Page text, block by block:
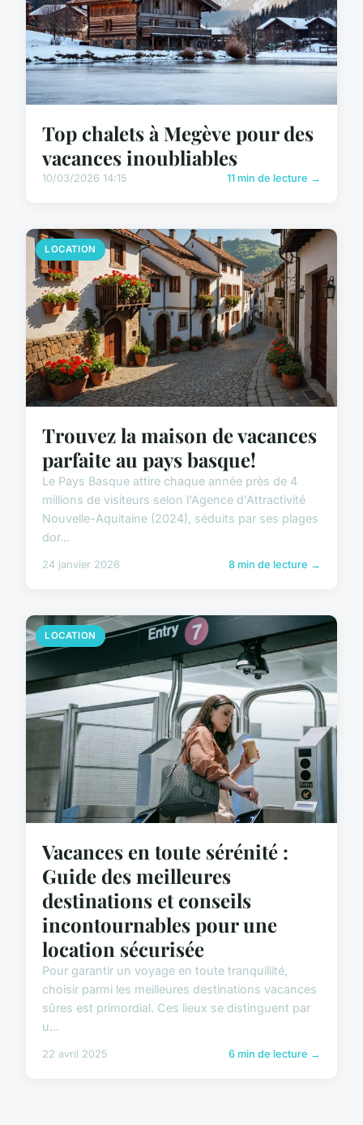
Top chalets à Megève pour des
vacances inoubliables
10/03/2026 14:15 11 min de lecture →
LOCATION
Trouvez la maison de vacances
parfaite au pays basque!
Le Pays Basque attire chaque année près de 4
millions de visiteurs selon l'Agence d'Attractivité
Nouvelle-Aquitaine (2024), séduits par ses plages
dor...
24 janvier 2026 8 min de lecture →
LOCATION
Vacances en toute sérénité :
Guide des meilleures
destinations et conseils
incontournables pour une
location sécurisée
Pour garantir un voyage en toute tranquillité,
choisir parmi les meilleures destinations vacances
sûres est primordial. Ces lieux se distinguent par
u...
22 avril 2025 6 min de lecture →